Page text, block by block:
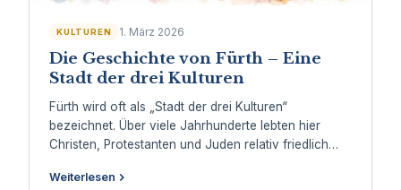
KULTUREN 1. März 2026
Die Geschichte von Fürth – Eine
Stadt der drei Kulturen
Fürth wird oft als „Stadt der drei Kulturen“
bezeichnet. Über viele Jahrhunderte lebten hier
Christen, Protestanten und Juden relativ friedlich
eine wichtige Rolle für […]
Weiterlesen